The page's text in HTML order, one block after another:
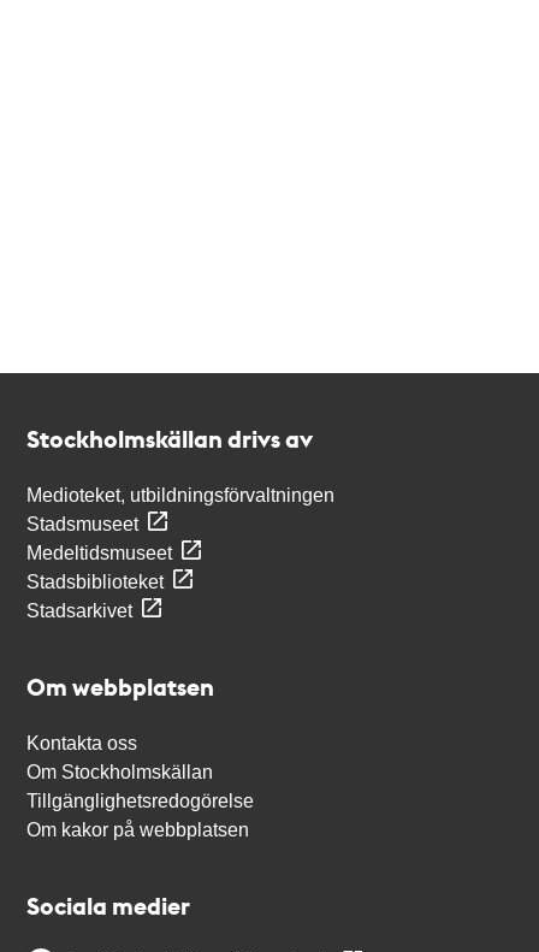
Stockholmskällan drivs av
Medioteket, utbildningsförvaltningen
Stadsmuseet
Medeltidsmuseet
Stadsbiblioteket
Stadsarkivet
Om webbplatsen
Kontakta oss
Om Stockholmskällan
Tillgänglighetsredogörelse
Om kakor på webbplatsen
Sociala medier